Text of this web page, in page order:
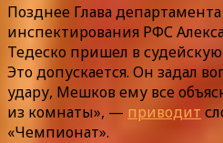
Позднее Глава
инспектирования РФС
Тедеско пришел в
Это допускается. Он задал
удару, Мешков ему все
из комнаты», — приводит
«Чемпионат».